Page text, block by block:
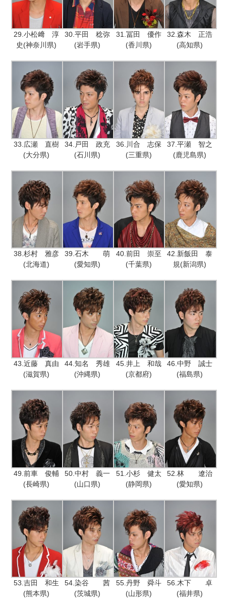
29.小松﨑 淳
史(神奈川県)
30.平田 稔弥
(岩手県)
31.冨田 優作
(香川県)
32.森木 正浩
(高知県)
33.広瀬 直樹
(大分県)
34.戸田 政充
(石川県)
36.川合 志保
(三重県)
37.平瀬 智之
(鹿児島県)
38.杉村 雅彦
(北海道)
39.石木 萌
(愛知県)
40.前田 崇至
(千葉県)
42.新飯田 泰
規(新潟県)
43.近藤 真由
(滋賀県)
44.知名 秀雄
(沖縄県)
45.井上 和哉
(京都府)
46.中野 誠士
(福島県)
49.前車 俊輔
(長崎県)
50.中村 義一
(山口県)
51.小杉 健太
(静岡県)
52.林 遼治
(愛知県)
53.吉田 和生
(熊本県)
54.染谷 茜
(茨城県)
55.丹野 舜斗
(山形県)
56.木下 卓
(福井県)